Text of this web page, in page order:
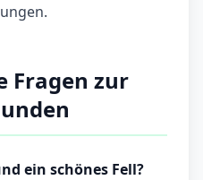
Fragen zur
ein schönes Fell?